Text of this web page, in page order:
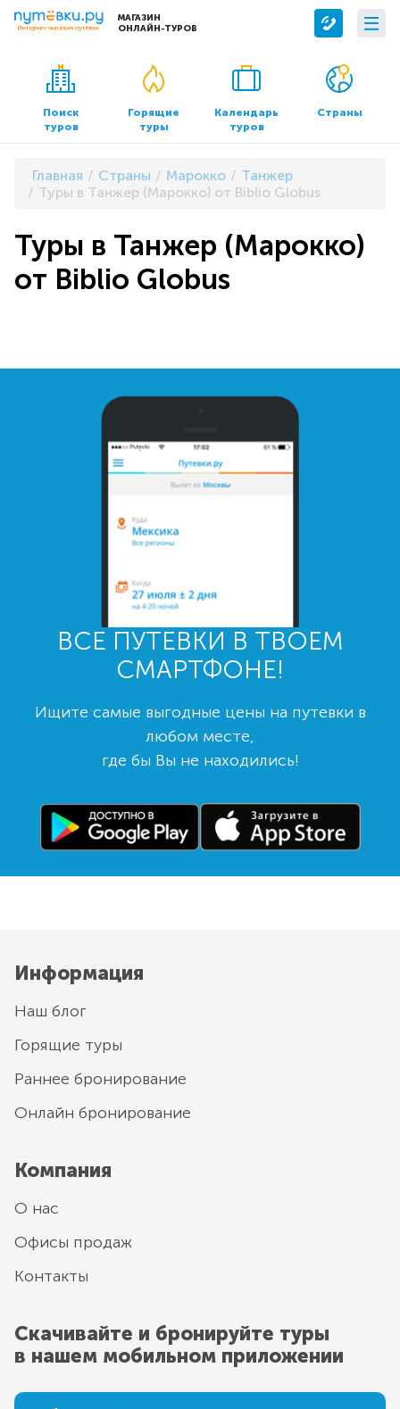
МАГАЗИН
ОНЛАЙН-ТУРОВ
Сервисы
Бронирование отелей
Трансфер
О компании
О нас
Контакты
Документы и реквизиты
Поиск
туров
Горящие
туры
Календарь
туров
Страны
Главная Страны Марокко
Танжер
Туры в Танжер (Марокко) от Biblio Globus
Туры в Танжер (Марокко)
от Biblio Globus
ВСЕ ПУТЕВКИ В ТВОЕМ
СМАРТФОНЕ!
Ищите самые выгодные цены на путевки в
любом месте,
где бы Вы не находились!
Информация
Наш блог
Горящие туры
Раннее бронирование
Онлайн бронирование
Компания
О нас
Офисы продаж
Контакты
Скачивайте и бронируйте туры
в нашем мобильном приложении